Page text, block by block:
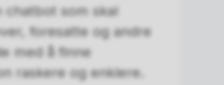
chatbot som skal
foresatte og andre
med å finne
raskere og enklere.